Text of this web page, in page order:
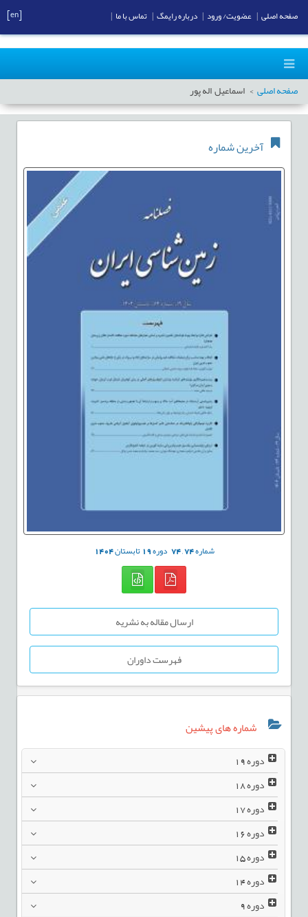
صفحه اصلی اسماعیل اله پور
آخرین شماره
شماره74
,
74 دوره19تابستان1404
ارسال مقاله به نشریه
فهرست داوران
شماره های پیشین
دوره19
دوره18
دوره17
دوره16
دوره15
دوره14
دوره9
صفحه اصلی عضویت/ ورود درباره رایمگ تماس با ما